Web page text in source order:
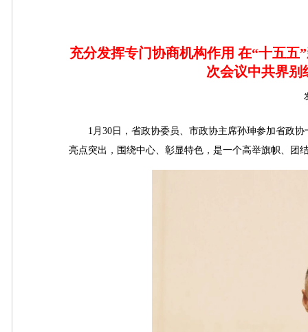
充分发挥专门协商机构作用 在“十五五
次会议中共界别
1月30日，省政协委员、市政协主席孙珅参加省政协
亮点突出，围绕中心、彰显特色，是一个高举旗帜、团